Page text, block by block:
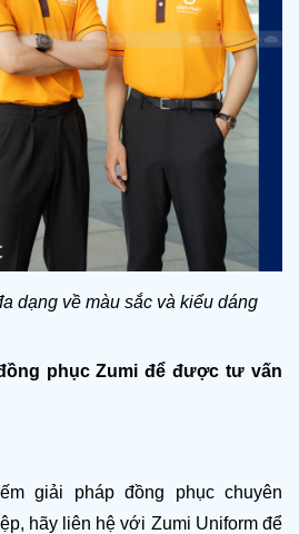
dạng về màu sắc và kiểu dáng
phục Zumi để được tư vấn
giải pháp đồng phục chuyên
hãy liên hệ với Zumi Uniform để